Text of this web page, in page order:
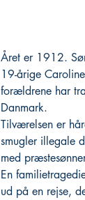
Året er 1912.
19-årige
forældrene har
Danmark.
Tilværelsen er
smugler illegale
med
En
ud på en rejse,